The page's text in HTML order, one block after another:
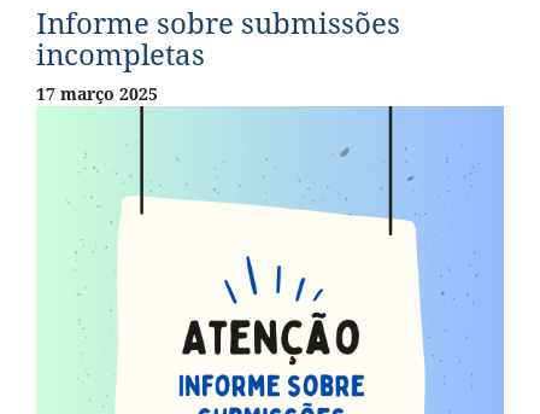
Informe sobre submissões
incompletas
17 março 2025